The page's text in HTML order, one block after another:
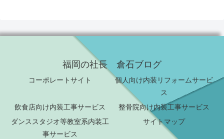
福岡の社長 倉石ブログ
コーポレートサイト
個人向け内装リフォームサービ
ス
飲食店向け内装工事サービス
整骨院向け内装工事サービス
ダンススタジオ等教室系内装工
事サービス
サイトマップ